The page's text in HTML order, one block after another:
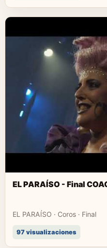
EL PARAÍSO - Final
EL PARAÍSO · Coros · Final
97 visualizaciones